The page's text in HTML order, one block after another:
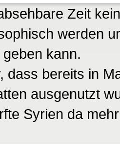
Zeit
werden
kann.
dass bereits in
ausgenutzt
Syrien da